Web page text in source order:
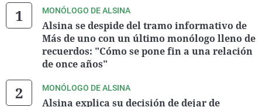
MONÓLOGO DE ALSINA
Alsina se despide del tramo informativo de
Más de uno con un último monólogo lleno de
recuerdos: "Cómo se pone fin a una relación
de once años"
MONÓLOGO DE ALSINA
Alsina explica su decisión de dejar de